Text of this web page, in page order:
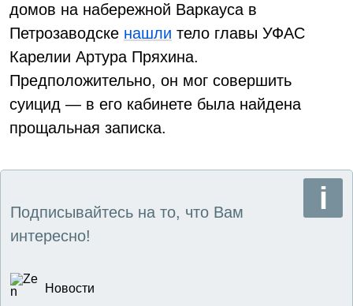
домов на набережной Варкауса в
Петрозаводске нашли тело главы УФАС
Карелии Артура Пряхина.
Предположительно, он мог совершить
суицид — в его кабинете была найдена
прощальная записка.
Подписывайтесь на то, что Вам
интересно!
Новости